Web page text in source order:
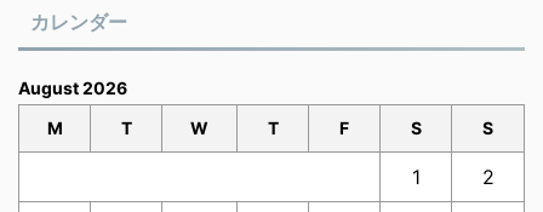
カレンダー
August 2026
M
T W T F S S
1 2